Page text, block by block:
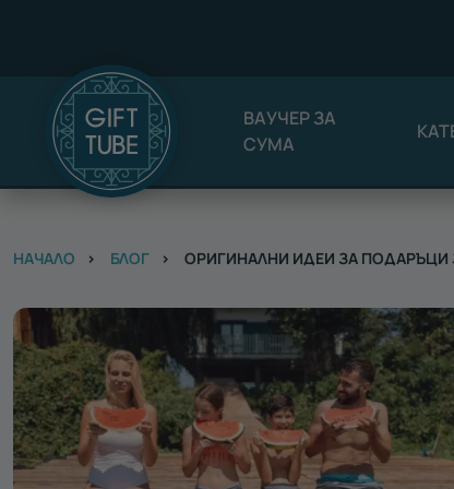
ВАУЧЕР ЗА
СУМА
НАЧАЛО БЛОГ ОРИГИНАЛНИ ИДЕИ ЗА ПОДАРЪЦИ